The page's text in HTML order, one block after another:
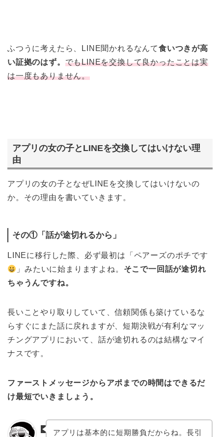
ふつうに考えたら、LINE聞かれるなんて食いつきが高
い証拠のはず。 でもLINEを交換して良かったことは実
は一度もありません。
アプリの女の子とLINEを交換してはいけない理
由
アプリの女の子となぜLINEを交換してはいけないの
か。その理由を書いていきます。
その①「話が途切れるから」
LINEに移行した際、必ず最初は「ペアーズのポチです
」みたいに始まりますよね。 そこで一回話が途切れ
ちゃうんですね。
長いことやり取りしていて、信頼関係も築けているな
らすぐにまた話に戻れますが、短期決戦が有利なマッ
チングアプリにおいて、話が途切れるのは結構なマイ
ナスです。
ファーストメッセージからアポまでの時間はできるだ
け最短でいきましょう。
アプリは基本的に短期勝負だからね。長引